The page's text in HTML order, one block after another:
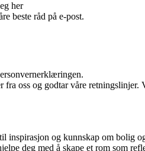
her
beste råd på e-post.
fra oss og godtar våre
og kunnskap om bolig
deg med å skape et rom som